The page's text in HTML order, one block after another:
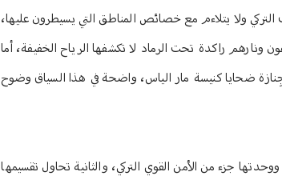
ولا يتلاءم مع خصائص المناطق التي يسيطرون عليها،
ونارهم راكدة تحت الرماد لا تكشفها الرياح الخفيفة، أما
ضحايا كنيسة مار الياس، واضحة في هذا السياق وضوح
جزء من الأمن القوي التركي، والثانية تحاول تقسيمها